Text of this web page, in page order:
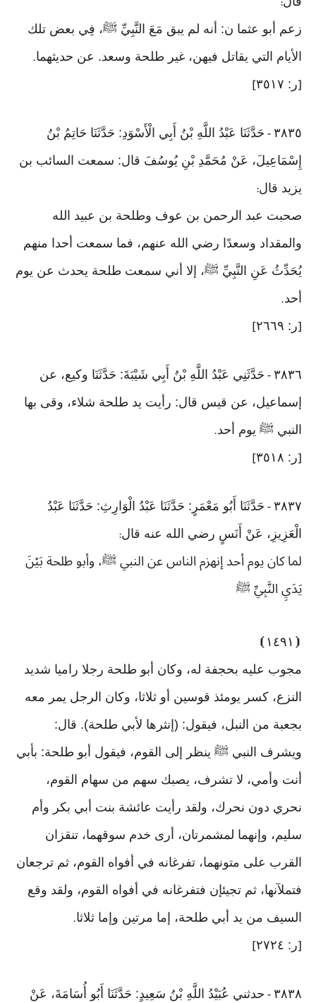
:
زعم أبو عثما ن: أنه لم يبق مَعَ النَّبِيِّ ﷺ، فِي بعض تلك
الأيام التي يقاتل فيهن، غير طلحة وسعد. عن حديثهما.
[ر: ٣٥١٧ ]
٣٨٣٥ - حَدَّثَنَا عَبْدُ اللَّهِ بْنُ أَبِي الْأَسْوَدِ: حَدَّثَنَا حَاتِمُ بْنُ
إِسْمَاعِيلَ، عَنْ مُحَمَّدِ بْنِ يُوسُفَ قال: سمعت السائب بن
يزيد قال:
صحبت عبد الرحمن بن عوف وطلحة بن عبيد الله
والمقداد وسعدًا رضي الله عنهم، فما سمعت أحدا منهم
يُحَدِّثُ عَنِ النَّبِيِّ ﷺ، إلا أني سمعت طلحة يحدث عن يوم
أحد.
[ر: ٢٦٦٩ ]
٣٨٣٦ - حَدَّثَنِي عَبْدُ اللَّهِ بْنُ أَبِي شَيْبَةَ: حَدَّثَنَا وكيع، عن
إسماعيل، عن قيس قال: رأيت يد طلحة شلاء، وقى بها
النبي ﷺ يوم أحد.
[ر: ٣٥١٨ ]
٣٨٣٧ - حَدَّثَنَا أَبُو مَعْمَرٍ: حَدَّثَنَا عَبْدُ الْوَارِثِ: حَدَّثَنَا عَبْدُ
الْعَزِيزِ، عَنْ أَنَسٍ رضي الله عنه قال:
لما كان يوم أحد إنهزم الناس عن النبي ﷺ، وأبو طلحة بَيْنَ
يَدَيِ النَّبِيِّ ﷺ
⦗ ١٤٩١ ⦘
مجوب عليه بحجفة له، وكان أبو طلحة رجلا راميا شديد
النزع، كسر يومئذ قوسين أو ثلاثا، وكان الرجل يمر معه
بجعبة من النبل، فيقول: (إنثرها لأبي طلحة). قال:
ويشرف النبي ﷺ ينظر إلى القوم، فيقول أبو طلحة: بأبي
أنت وأمي، لا تشرف، يصبك سهم من سهام القوم،
نحري دون نحرك، ولقد رأيت عائشة بنت أبي بكر وأم
سليم، وإنهما لمشمرتان، أرى خدم سوقهما، تنقزان
القرب على متونهما، تفرغانه في أفواه القوم، ثم ترجعان
فتملآنها، ثم تجيئإن فتفرغانه في أفواه القوم، ولقد وقع
السيف من يد أبي طلحة، إما مرتين وإما ثلاثا.
[ر: ٢٧٢٤ ]
٣٨٣٨ - حدثني عُبَيْدُ اللَّهِ بْنُ سَعِيدٍ: حَدَّثَنَا أَبُو أُسَامَةَ، عَنْ